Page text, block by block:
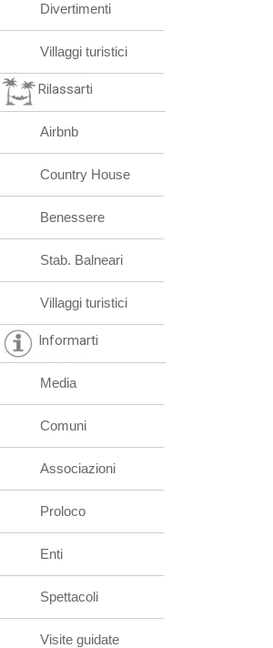
Divertimenti
Villaggi turistici
Rilassarti
Airbnb
Country House
Benessere
Stab. Balneari
Villaggi turistici
Informarti
Media
Comuni
Associazioni
Proloco
Enti
Spettacoli
Visite guidate